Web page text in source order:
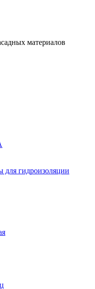
материалов
гидроизоляции